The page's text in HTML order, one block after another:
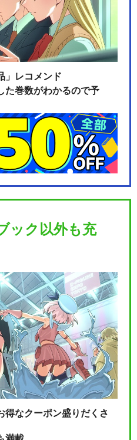
」レコメンド
た巻数がわかるので予
ック以外も充
得なクーポン盛りだくさ